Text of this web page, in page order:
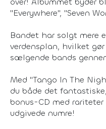
"Everywhere", "Seven
Bandet har solgt mere
verdensplan, hvilket
sælgende bands
Med "Tango In The
du både det
bonus-CD med
udgivede numre!